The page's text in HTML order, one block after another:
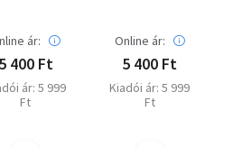
ár:
5 400 Ft
ár: 5 999
Ft
Online ár:
5 400 Ft
Kiadói ár: 5 999
Ft